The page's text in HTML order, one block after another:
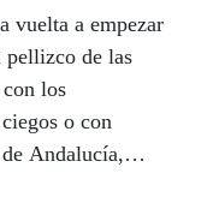
vuelta a empezar
pellizco de las
los
o con
Andalucía,